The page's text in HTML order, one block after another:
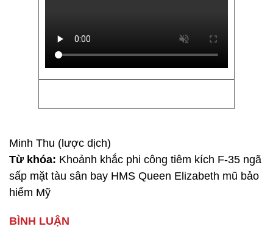
Minh Thu (lược dịch)
Từ khóa: Khoảnh khắc phi công tiêm kích F-35 ngã
sấp mặt tàu sân bay HMS Queen Elizabeth mũ bảo
hiểm Mỹ